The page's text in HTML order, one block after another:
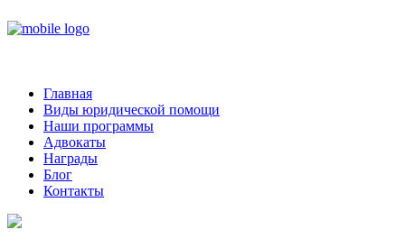
Главная
Виды юридической помощи
Наши программы
Адвокаты
Награды
Блог
Контакты